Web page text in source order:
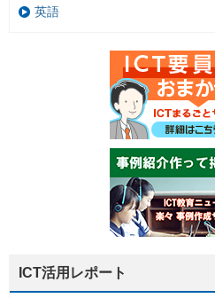
英語
ICT活用レポート